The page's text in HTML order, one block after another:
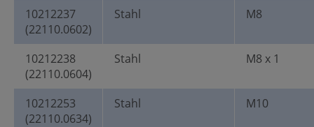
10212237
(22110.0602)
Stahl M8
10212238
(22110.0604)
Stahl M8 x 1
10212253
(22110.0634)
Stahl M10